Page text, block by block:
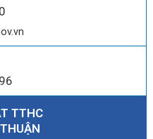
tại các di tích lịch sử, tri
kỷ niệm 79 năm Ngày
trực tuyến đến gần dân
có hoàn cảnh khó khăn
TTHC